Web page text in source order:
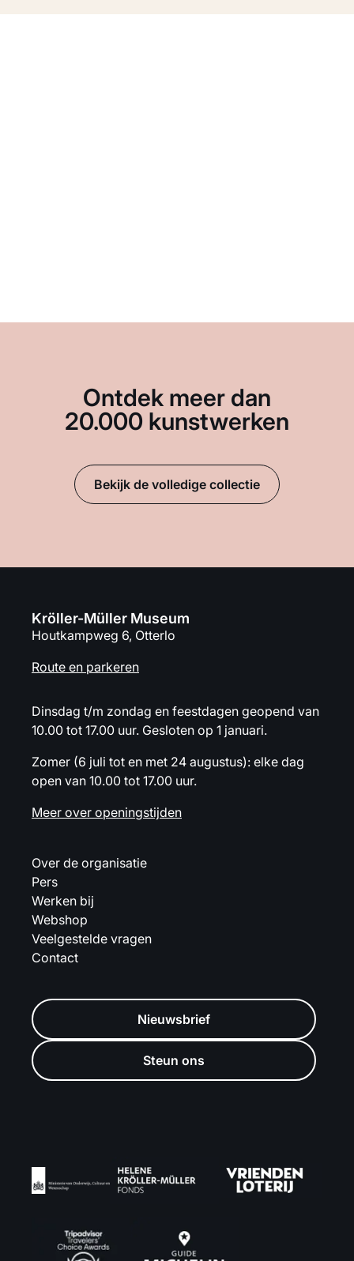
Ontdek meer dan
20.000 kunstwerken
Bekijk de volledige collectie
Kröller-Müller Museum
Houtkampweg 6, Otterlo
Route en parkeren
Dinsdag t/m zondag en feestdagen geopend van
10.00 tot 17.00 uur. Gesloten op 1 januari.
Zomer (6 juli tot en met 24 augustus): elke dag
open van 10.00 tot 17.00 uur.
Meer over openingstijden
Over de organisatie
Pers
Werken bij
Webshop
Veelgestelde vragen
Contact
Nieuwsbrief
Steun ons